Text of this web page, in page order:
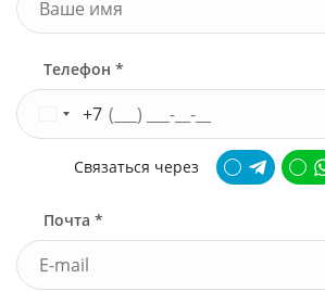
Телефон *
+7
Связаться через
Почта *